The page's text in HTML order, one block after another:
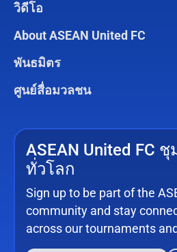
วิดีโอ
About ASEAN United FC
พันธมิตร
ศูนย์สื่อมวลชน
ASEAN United FC
ทั่วโลก
Sign up to be part of the
community and stay
across our tournaments